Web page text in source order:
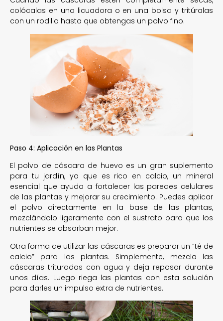
colócalas en una licuadora o en una bolsa y tritúralas
con un rodillo hasta que obtengas un polvo fino.
Paso 4: Aplicación en las Plantas
El polvo de cáscara de huevo es un gran suplemento
para tu jardín, ya que es rico en calcio, un mineral
esencial que ayuda a fortalecer las paredes celulares
de las plantas y mejorar su crecimiento. Puedes aplicar
el polvo directamente en la base de las plantas,
mezclándolo ligeramente con el sustrato para que los
nutrientes se absorban mejor.
Otra forma de utilizar las cáscaras es preparar un “té de
calcio” para las plantas. Simplemente, mezcla las
cáscaras trituradas con agua y deja reposar durante
unos días. Luego riega las plantas con esta solución
para darles un impulso extra de nutrientes.